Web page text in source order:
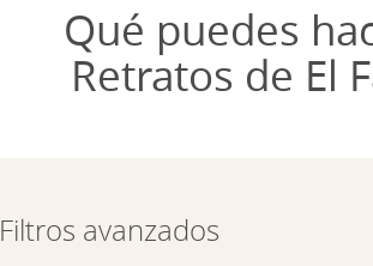
Qué puedes
Retratos de El
Filtros avanzados